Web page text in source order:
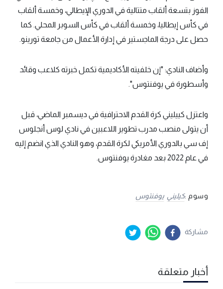
الفوز بتسعة ألقاب متتالية في الدوري الإيطالي، وخمسة ألقاب
في كأس إيطاليا، وخمسة ألقاب في كأس السوبر المحلي. كما
حصل على درجة الماجستير في إدارة الأعمال من جامعة تورينو.
وأضاف النادي: "إن خلفيته الأكاديمية تكمل خبرته كلاعب وقائد
وأسطورة في يوفنتوس".
واعتزل كييليني كرة القدم الاحترافية في ديسمبر الماضي، قبل
أن يتولى منصب مدرب تطوير اللاعبين في نادي لوس أنجلوس
إف سي بالدوري الأمريكي لكرة القدم، وهو النادي الذي انضم إليه
في عام 2022 بعد مغادرة يوفنتوس.
وسوم :كيليني يوفنتوس
مشاركة
أخبار متعلقة